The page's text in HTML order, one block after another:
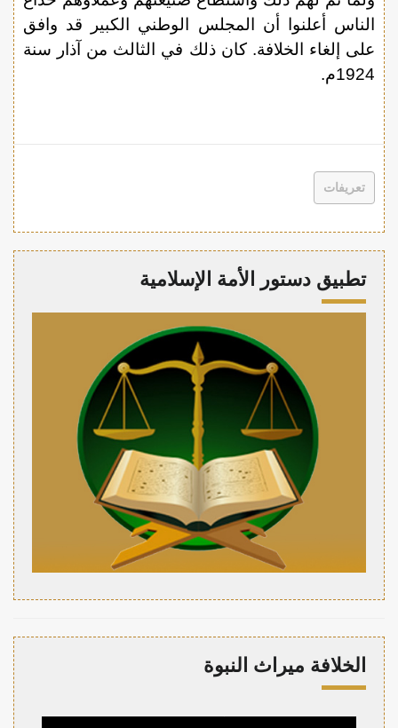
الناس أعلنوا أن المجلس الوطني الكبير قد وافق
على إلغاء الخلافة. كان ذلك في الثالث من آذار سنة
1924م.
تعريفات
تطبيق دستور الأمة الإسلامية
الخلافة ميراث النبوة